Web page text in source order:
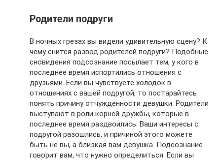
Родители подруги
В ночных грезах вы видели удивительную сцену? К
чему снится развод родителей подруги? Подобные
сновидения подсознание посылает тем, у кого в
последнее время испортились отношения с
друзьями. Если вы чувствуете холодок в
отношениях с вашей подругой, то постарайтесь
понять причину отчужденности девушки. Родители
выступают в роли корней дружбы, которые в
последнее время раздвоились. Ваши интересы с
подругой разошлись, и причиной этого можете
быть не вы, а близкая вам девушка. Подсознание
говорит вам, что нужно определиться. Если вы